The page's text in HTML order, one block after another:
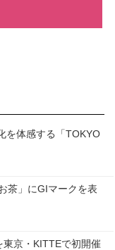
を体感する「TOKYO
茶」にGIマークを表
京・KITTEで初開催